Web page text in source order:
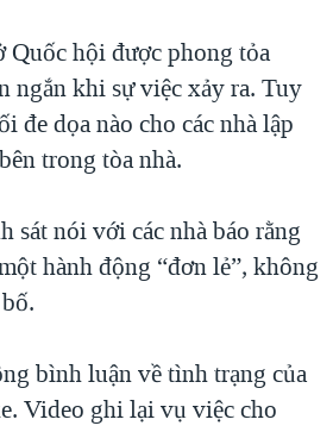
hội được phong tỏa
ngắn khi sự việc xảy ra. Tuy
đe dọa nào cho các nhà lập
trong tòa nhà.
sát nói với các nhà báo rằng
hành động “đơn lẻ”, không
bình luận về tình trạng của
Video ghi lại vụ việc cho